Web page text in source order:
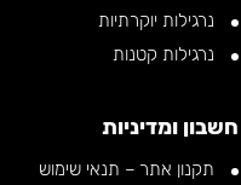
נרגילות יוקרתיות
נרגילות קטנות
חשבון ומדיניות
תקנון אתר – תנאי שימוש